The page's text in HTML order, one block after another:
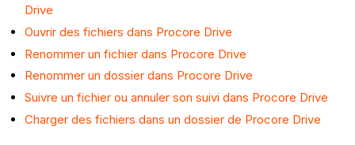
Drive
Ouvrir des fichiers dans Procore Drive
Renommer un fichier dans Procore Drive
Renommer un dossier dans Procore Drive
Suivre un fichier ou annuler son suivi dans Procore Drive
Charger des fichiers dans un dossier de Procore Drive